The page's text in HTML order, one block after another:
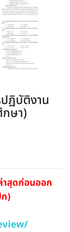
ฏิบัติงาน
ษา)
าสุดก่อนออก
)